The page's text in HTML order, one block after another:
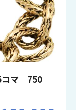
コマ 750